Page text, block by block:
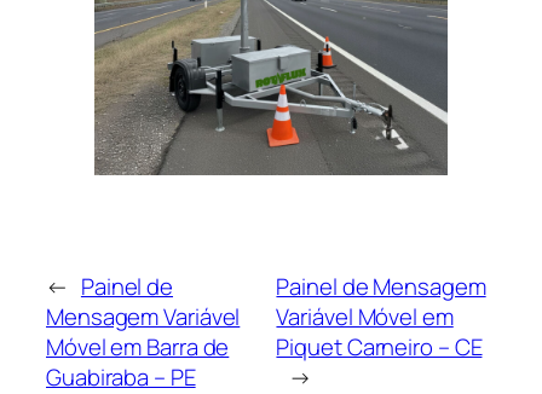
← Painel de
Mensagem Variável
Móvel em Barra de
Guabiraba – PE
Painel de Mensagem
Variável Móvel em
Piquet Carneiro – CE
→